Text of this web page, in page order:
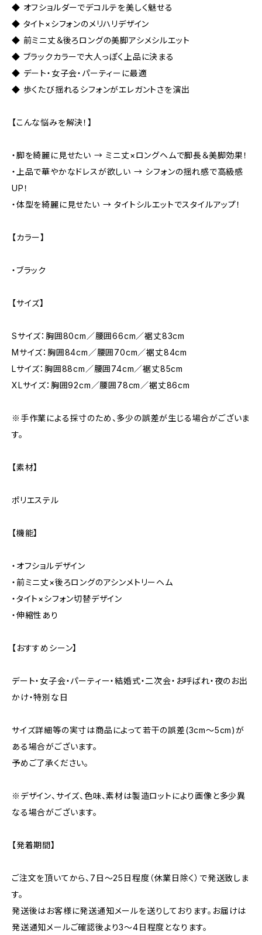
◆ オフショルダーでデコルテを美しく魅せる
◆ タイト×シフォンのメリハリデザイン
◆ 前ミニ丈＆後ろロングの美脚アシメシルエット
◆ ブラックカラーで大人っぽく上品に決まる
◆ デート・女子会・パーティーに最適
◆ 歩くたび揺れるシフォンがエレガントさを演出
【こんな悩みを解決！】
・脚を綺麗に見せたい → ミニ丈×ロングヘムで脚長＆美脚効果！
・上品で華やかなドレスが欲しい → シフォンの揺れ感で高級感
UP！
・体型を綺麗に見せたい → タイトシルエットでスタイルアップ！
【カラー】
・ブラック
【サイズ】
Sサイズ：胸囲80cm／腰囲66cm／裾丈83cm
Mサイズ：胸囲84cm／腰囲70cm／裾丈84cm
Lサイズ：胸囲88cm／腰囲74cm／裾丈85cm
XLサイズ：胸囲92cm／腰囲78cm／裾丈86cm
※手作業による採寸のため、多少の誤差が生じる場合がございま
す。
【素材】
ポリエステル
【機能】
・オフショルデザイン
・前ミニ丈×後ろロングのアシンメトリーヘム
・タイト×シフォン切替デザイン
・伸縮性あり
【おすすめシーン】
デート・女子会・パーティー・結婚式・二次会・お呼ばれ・夜のお出
かけ・特別な日
サイズ詳細等の実寸は商品によって若干の誤差(3cm〜5cm)が
ある場合がございます。
予めご了承ください。
※デザイン、サイズ、色味、素材は製造ロットにより画像と多少異
なる場合がございます。
【発着期間】
ご注文を頂いてから、7日〜25日程度（休業日除く）で発送致しま
す。
発送後はお客様に発送通知メールを送りしております。お届けは
発送通知メールご確認後より3〜4日程度となります。